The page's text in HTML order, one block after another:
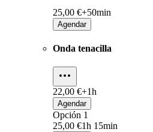
25,00 €+50min
Agendar
Onda tenacilla
22,00 €+1h
Agendar
Opción 1
25,00 €1h 15min